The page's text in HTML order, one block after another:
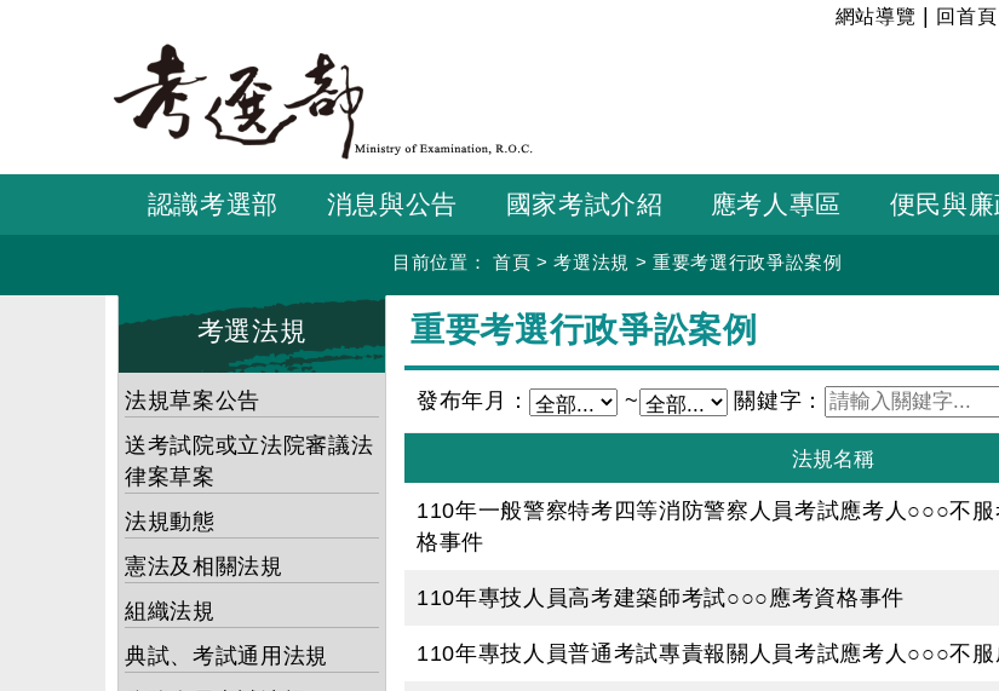
要
容
:::
網站導覽 回首頁
認識考選部 消息與公告 國家考試介紹 應考人專區 便民與廉
目前位置： 首頁 >考選法規 >重要考選行政爭訟案例
考選法規
法規草案公告
送考試院或立法院審議法
律案草案
法規動態
憲法及相關法規
組織法規
典試、考試通用法規
:::
重要考選行政爭訟案例
發布年月： ~ 關鍵字：
110年一般警察特考四等消防警察人員考試應考人○○○不
格事件
110年專技人員高考建築師考試○○○應考資格事件
110年專技人員普通考試專責報關人員考試應考人○○○不